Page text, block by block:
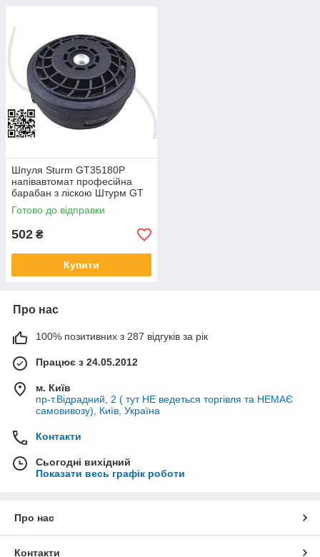
Шпуля Sturm GT35180P
напівавтомат професійна
барабан з ліскою Штурм GT
3513P-69 барабан з
автоматичним намотуванням
ліски
Готово до відправки
502 ₴
Купити
Про нас
100% позитивних з 287 відгуків за рік
Працює з 24.05.2012
м. Київ
пр-т.Відрадний, 2 ( тут НЕ ведеться торгівля та НЕМАЄ
самовивозу), Київ, Україна
Контакти
Сьогодні вихідний
Показати весь графік роботи
Про нас
Контакти